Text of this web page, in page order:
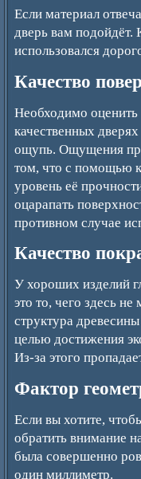
Если материал
дверь вам подойдёт.
использовался
Качество
Необходимо оценить
качественных
ощупь. Ощущения
том, что с помощью
уровень её
оцарапать
противном случае
Качество
У хороших изделий
это то, чего здесь
структура
целью достижения
Из-за этого
Фактор
Если вы хотите,
обратить внимание
была совершенно
один миллиметр.